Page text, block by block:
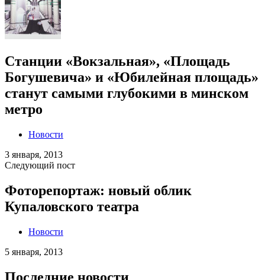
Станции «Вокзальная», «Площадь
Богушевича» и «Юбилейная площадь»
станут самыми глубокими в минском
метро
Новости
3 января, 2013
Следующий пост
Фоторепортаж: новый облик
Купаловского театра
Новости
5 января, 2013